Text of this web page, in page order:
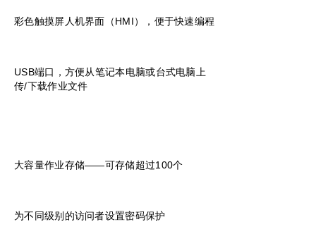
彩色触摸屏人机界面（HMI），便于快速编程
USB端口，方便从笔记本电脑或台式电脑上
传/下载作业文件
大容量作业存储——可存储超过100个
为不同级别的访问者设置密码保护